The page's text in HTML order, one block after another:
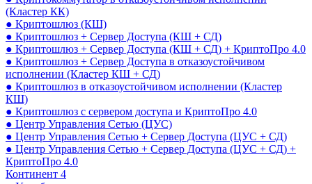
(Кластер КК)
● Криптошлюз (КШ)
● Криптошлюз + Сервер Доступа (КШ + СД)
● Криптошлюз + Сервер Доступа (КШ + СД) + КриптоПро 4.0
● Криптошлюз + Сервер Доступа в отказоустойчивом
исполнении (Кластер КШ + СД)
● Криптошлюз в отказоустойчивом исполнении (Кластер
КШ)
● Криптошлюз с сервером доступа и КриптоПро 4.0
● Центр Управления Сетью (ЦУС)
● Центр Управления Сетью + Сервер Доступа (ЦУС + СД)
● Центр Управления Сетью + Сервер Доступа (ЦУС + СД) +
КриптоПро 4.0
Континент 4